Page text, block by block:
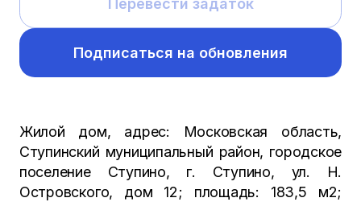
Перевести задаток
Подписаться на обновления
Жилой дом, адрес: Московская область,
Ступинский муниципальный район, городское
поселение Ступино, г. Ступино, ул. Н.
Островского, дом 12; площадь: 183,5 м2;